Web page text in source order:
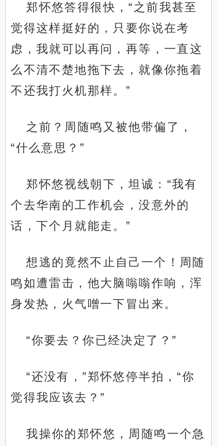
郑怀悠答得很快，“之前我甚至
觉得这样挺好的，只要你说在考
虑，我就可以再问，再等，一直这
么不清不楚地拖下去，就像你拖着
不还我打火机那样。”
之前？周随鸣又被他带偏了，
“什么意思？”
郑怀悠视线朝下，坦诚：“我有
个去华南的工作机会，没意外的
话，下个月就能走。”
想逃的竟然不止自己一个！周随
鸣如遭雷击，他大脑嗡嗡作响，浑
身发热，火气噌一下冒出来。
“你要去？你已经决定了？”
“还没有，”郑怀悠停半拍，“你
觉得我应该去？”
我操你的郑怀悠，周随鸣一个急